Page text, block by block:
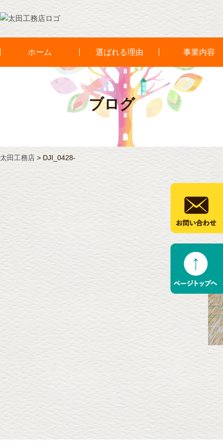
ホーム 選ばれる理由 事業内容
ブログ
太田工務店 >DJI_0428-